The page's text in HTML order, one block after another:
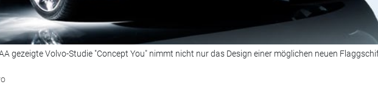
gezeigte Volvo-Studie "Concept You" nimmt nicht nur das Design einer möglichen neuen